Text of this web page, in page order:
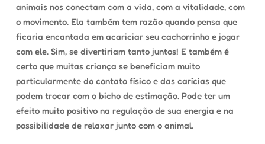
animais nos conectam com a vida, com a vitalidade, com
o movimento. Ela também tem razão quando pensa que
ficaria encantada em acariciar seu cachorrinho e jogar
com ele. Sim, se divertiriam tanto juntos! E também é
certo que muitas criança se beneficiam muito
particularmente do contato físico e das carícias que
podem trocar com o bicho de estimação. Pode ter um
efeito muito positivo na regulação de sua energia e na
possibilidade de relaxar junto com o animal.